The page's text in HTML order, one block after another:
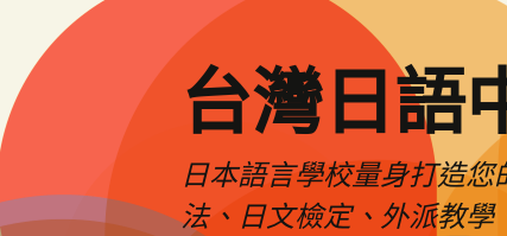
台灣日語
日本語言學校量身打造
法、日文檢定、外派教